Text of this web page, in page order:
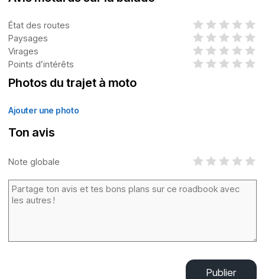
État des routes
Paysages
Virages
Points d’intérêts
Photos du trajet à moto
Ajouter une photo
Ton avis
Note globale
Publier